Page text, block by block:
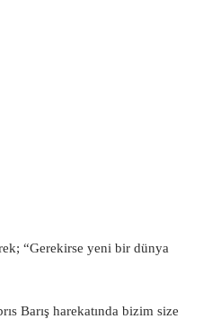
“Gerekirse yeni bir dünya
Barış harekatında bizim size